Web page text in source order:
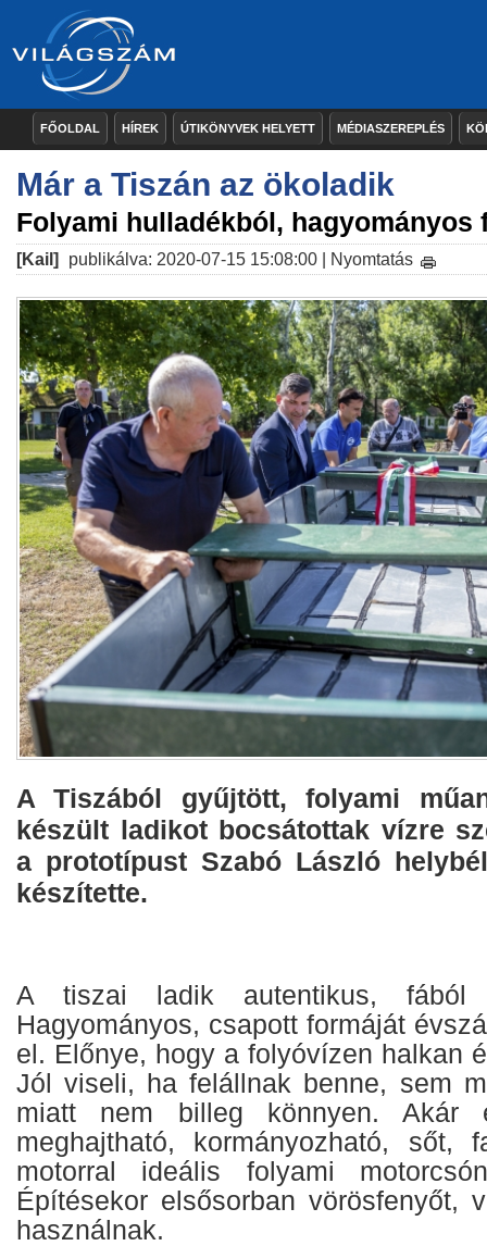
FŐOLDAL HÍREK ÚTIKÖNYVEK HELYETT MÉDIASZEREPLÉS
Már a Tiszán az ökoladik
Folyami hulladékból, hagyományos
[Kail] publikálva: 2020-07-15 15:08:00 | Nyomtatás
A Tiszából gyűjtött, folyami
készült ladikot bocsátottak vízre
a prototípust Szabó László
készítette.
A tiszai ladik autentikus, fából
Hagyományos, csapott formáját
el. Előnye, hogy a folyóvízen halkan
Jól viseli, ha felállnak benne, sem
miatt nem billeg könnyen. Akár
meghajtható, kormányozható, sőt,
motorral ideális folyami
Építésekor elsősorban vörösfenyőt,
használnak.